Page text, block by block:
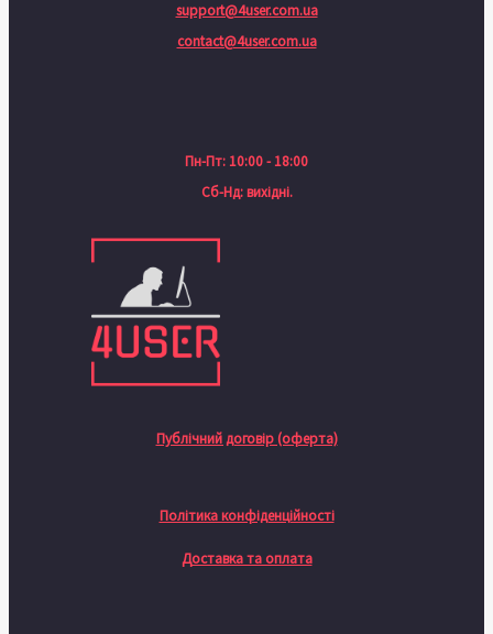
support@4user.com.ua
contact@4user.com.ua
Пн-Пт: 10:00 - 18:00
Сб-Нд: вихідні.
Публічний договір (оферта)
Політика конфіденційності
Доставка та оплата